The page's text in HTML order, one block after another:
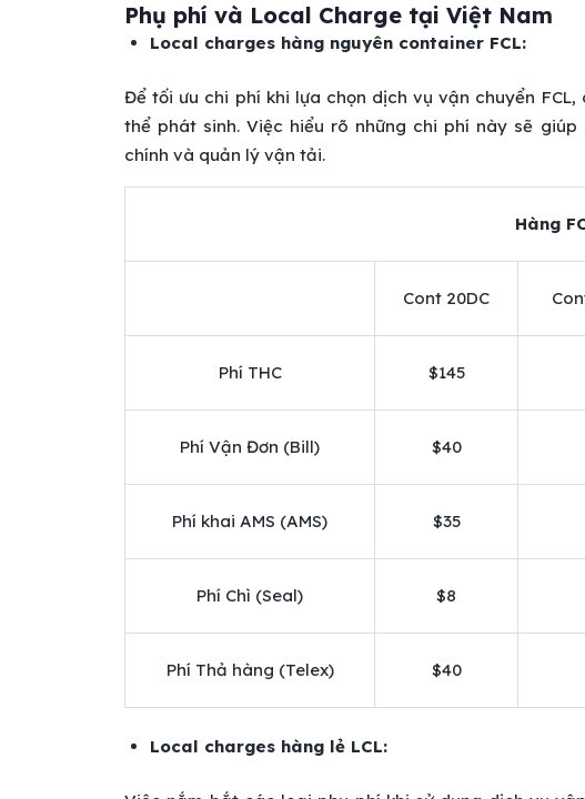
Phụ phí và Local Charge tại Việt Nam
Local charges hàng nguyên container FCL:
Để tối ưu chi phí khi lựa chọn dịch vụ vận chuyển
thể phát sinh. Việc hiểu rõ những chi phí này sẽ
chính và quản lý vận tải.
Hàng
Cont 20DC
Phí THC $145
Phí Vận Đơn (Bill) $40
Phí khai AMS (AMS) $35
Phí Chì (Seal) $8
Phí Thả hàng (Telex) $40
Local charges hàng lẻ LCL: